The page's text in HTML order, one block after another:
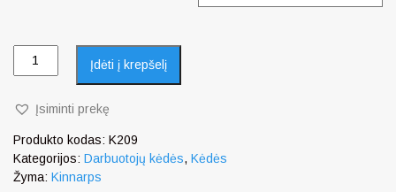
Įdėti į krepšelį
Įsiminti prekę
Produkto kodas: K209
Kategorijos: Darbuotojų kėdės, Kėdės
Žyma: Kinnarps